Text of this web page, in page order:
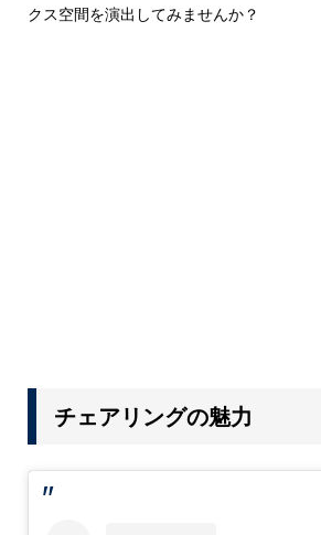
クス空間を演出してみませんか？
チェアリングの魅力